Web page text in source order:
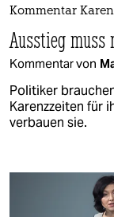
Kommentar
Ausstieg muss
Kommentar von
Politiker
Karenzzeiten für
verbauen sie.